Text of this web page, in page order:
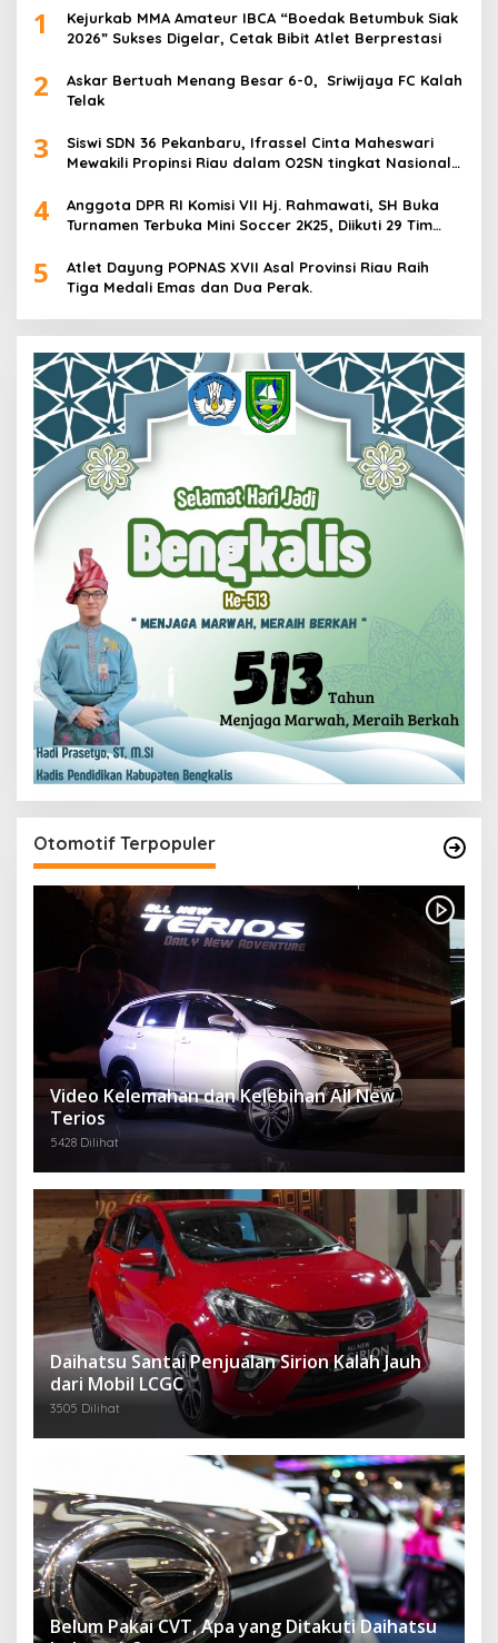
1
Kejurkab MMA Amateur IBCA “Boedak Betumbuk Siak
2026” Sukses Digelar, Cetak Bibit Atlet Berprestasi
2
Askar Bertuah Menang Besar 6-0, Sriwijaya FC Kalah
Telak
3
Siswi SDN 36 Pekanbaru, Ifrassel Cinta Maheswari
Mewakili Propinsi Riau dalam O2SN tingkat Nasional
4
Anggota DPR RI Komisi VII Hj. Rahmawati, SH Buka
Turnamen Terbuka Mini Soccer 2K25, Diikuti 29 Tim
5
Atlet Dayung POPNAS XVII Asal Provinsi Riau Raih
Tiga Medali Emas dan Dua Perak.
Otomotif Terpopuler
Video Kelemahan dan Kelebihan All New
Terios
5428 Dilihat
Daihatsu Santai Penjualan Sirion Kalah Jauh
dari Mobil LCGC
3505 Dilihat
Belum Pakai CVT, Apa yang Ditakuti Daihatsu